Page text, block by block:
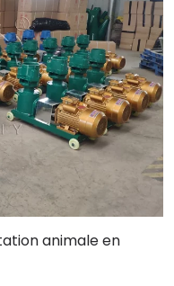
animale en